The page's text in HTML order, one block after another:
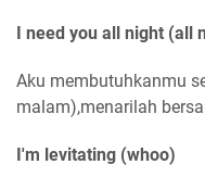
I need you all night (all
Aku membutuhkanmu
malam),menarilah
I'm levitating (whoo)